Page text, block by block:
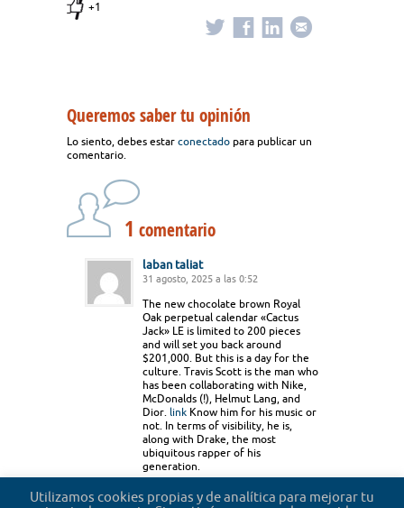
+1
Queremos saber tu opinión
Lo siento, debes estar conectado para publicar un
comentario.
1 comentario
laban taliat
31 agosto, 2025 a las 0:52
The new chocolate brown Royal
Oak perpetual calendar «Cactus
Jack» LE is limited to 200 pieces
and will set you back around
$201,000. But this is a day for the
culture. Travis Scott is the man who
has been collaborating with Nike,
McDonalds (!), Helmut Lang, and
Dior. link Know him for his music or
not. In terms of visibility, he is,
along with Drake, the most
ubiquitous rapper of his
generation.
Accede para responder
Utilizamos cookies propias y de analítica para mejorar tu